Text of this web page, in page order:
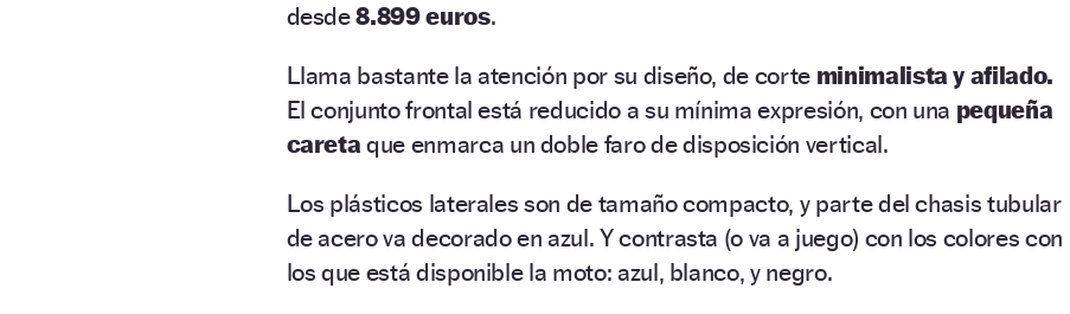
desde8.899 euros.
Llama bastante la atención por su diseño, de corte minimalista y afilado.
El conjunto frontal está reducido a su mínima expresión, con una pequeña
caretaque enmarca un doble faro de disposición vertical.
Los plásticos laterales son de tamaño compacto, y parte del chasis tubular
de acero va decorado en azul. Y contrasta (o va a juego) con los colores con
los que está disponible la moto: azul, blanco, y negro.